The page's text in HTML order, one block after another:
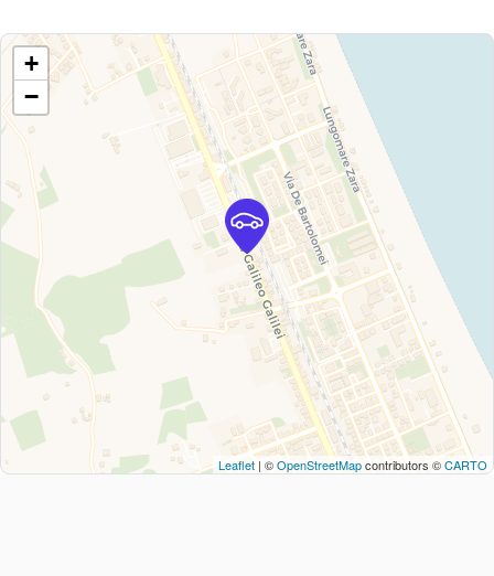
+
−
Leaflet | ©OpenStreetMapcontributors ©CARTO